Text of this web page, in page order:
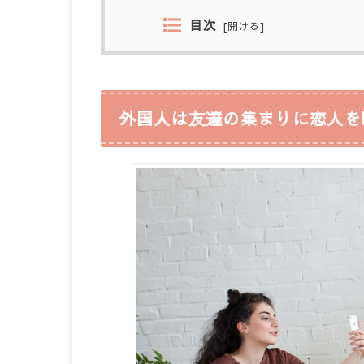
目次 [開ける]
外国人は友達の集まりに恋人